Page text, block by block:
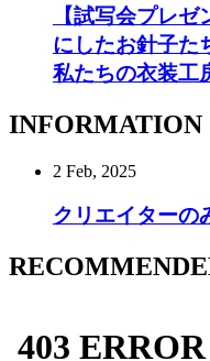
【試写会プレ
にしたお針子た
私たちの衣装工
INFORMATION
2 Feb, 2025
クリエイターの